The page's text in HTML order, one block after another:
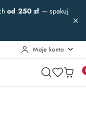
od 250 zł— spakuj
Moje konto